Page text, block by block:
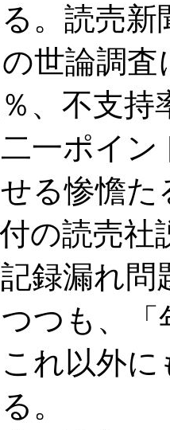
。読売
世論調
、不支持
一ポイ
る惨憺
の読売社
録漏れ
つも、
れ以外
。